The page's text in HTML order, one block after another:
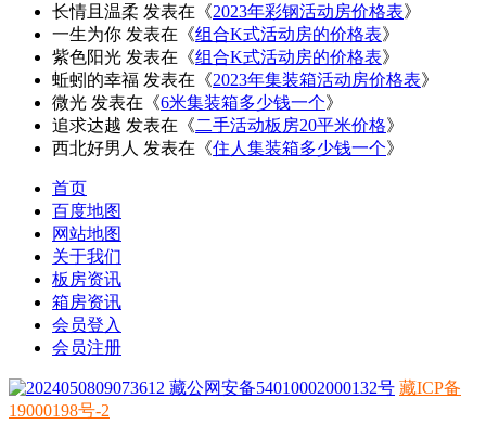
长情且温柔 发表在《2023年彩钢活动房价格表》
一生为你 发表在《组合K式活动房的价格表》
紫色阳光 发表在《组合K式活动房的价格表》
蚯蚓的幸福 发表在《2023年集装箱活动房价格表》
微光 发表在《6米集装箱多少钱一个》
追求达越 发表在《二手活动板房20平米价格》
西北好男人 发表在《住人集装箱多少钱一个》
首页
百度地图
网站地图
关于我们
板房资讯
箱房资讯
会员登入
会员注册
藏公网安备54010002000132号 藏ICP备
19000198号-2